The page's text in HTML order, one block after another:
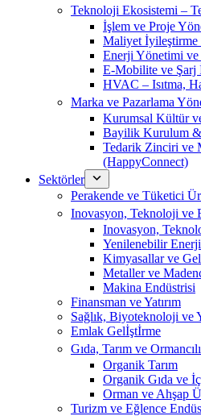
Teknoloji Ekosistemi –
İşlem ve Proje
Maliyet İyileştirme
Enerji Yönetimi
E-Mobilite ve Şarj
HVAC – Isıtma,
Marka ve Pazarlama
Kurumsal Kültür
Bayilik Kurulum
Tedarik Zinciri ve
(HappyConnect)
Sektörler
Perakende ve Tüketici
Inovasyon, Teknoloji ve
Inovasyon,
Yenilenebilir Enerji
Kimyasallar ve
Metaller ve
Makina Endüstrisi
Finansman ve Yatırım
Sağlık, Biyoteknoloji ve
Emlak Gelİştİrme
Gıda, Tarım ve
Organik Tarım
Organik Gıda ve
Orman ve Ahşap
Turizm ve Eğlence